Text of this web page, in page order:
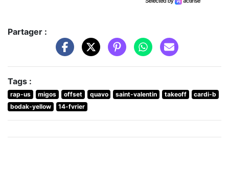
Partager :
Tags :
rap-us migos offset quavo saint-valentin takeoff
cardi-b
bodak-yellow
14-fvrier